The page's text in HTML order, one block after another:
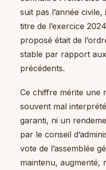
suit pas l’année
titre de l’exercice
proposé était de
stable par rapport
précédents.
Ce chiffre mérite une
souvent mal
garanti, ni un
par le conseil
vote de l’assemblée
maintenu, augmenté,